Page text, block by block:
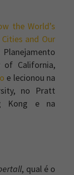
the World’s
and Our
of California,
e lecionou na
no Pratt
Kong e na
, qual é o